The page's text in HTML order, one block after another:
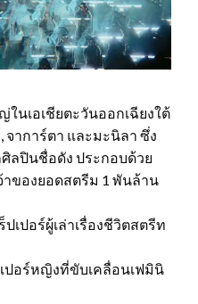
นเอเชียตะวันออกเฉียงใต้
จาการ์ตา และมะนิลา ซึ่ง
ลปินชื่อดัง ประกอบด้วย
าของยอดสตรีม 1 พันล้าน
ปเปอร์ผู้เล่าเรื่องชีวิตสตรีท
เปอร์หญิงที่ขับเคลื่อนเฟมินิ